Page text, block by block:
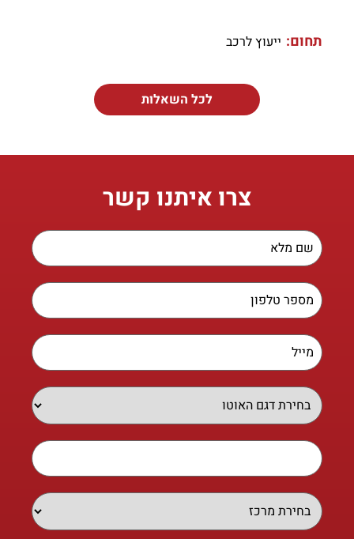
תחום: ייעוץ לרכב
לכל השאלות
צרו איתנו קשר